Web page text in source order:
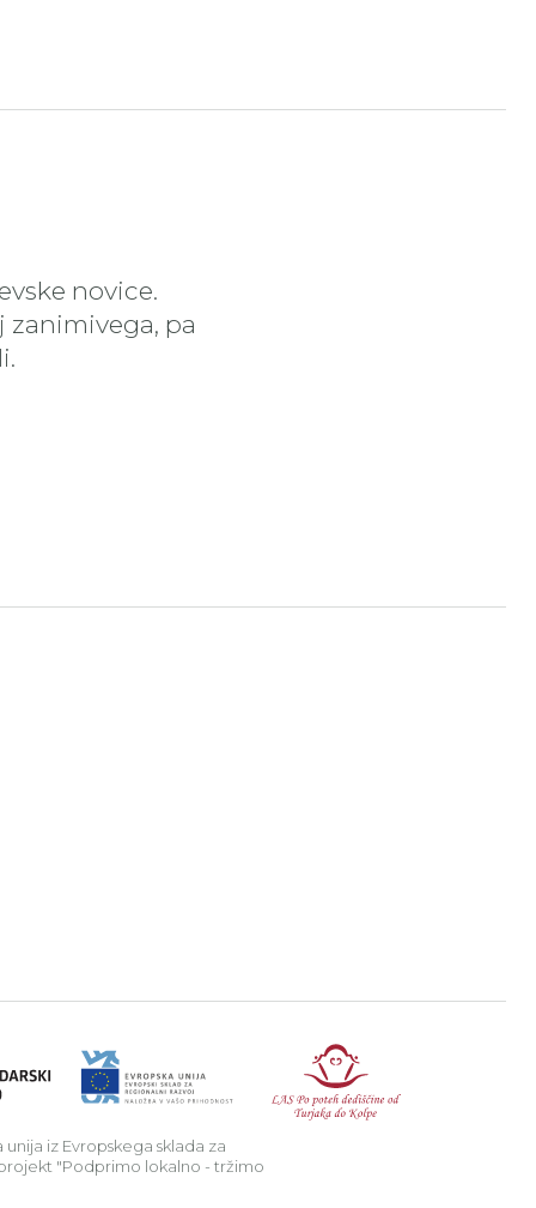
novice.
zanimivega, pa
stran
podeželje.
iz Evropskega sklada za
"Podprimo lokalno - tržimo